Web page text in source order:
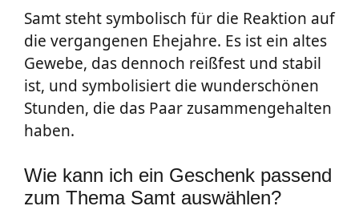
Samt steht symbolisch für die Reaktion auf
die vergangenen Ehejahre. Es ist ein altes
Gewebe, das dennoch reißfest und stabil
ist, und symbolisiert die wunderschönen
Stunden, die das Paar zusammengehalten
haben.
Wie kann ich ein Geschenk passend
zum Thema Samt auswählen?